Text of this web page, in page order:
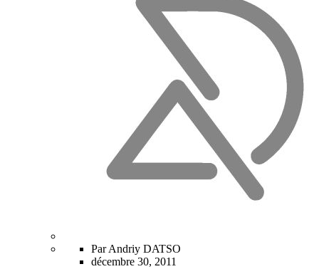
Par Andriy DATSO
décembre 30, 2011